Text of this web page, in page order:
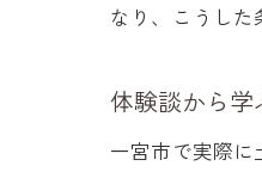
なり、こうした
体験談から
一宮市で実際